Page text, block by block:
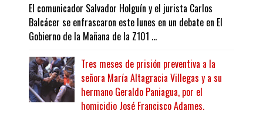
El comunicador Salvador Holguín y el jurista Carlos
Balcácer se enfrascaron este lunes en un debate en El
Gobierno de la Mañana de la Z101 ...
Tres meses de prisión preventiva a la
señora María Altagracia Villegas y a su
hermano Geraldo Paniagua, por el
homicidio José Francisco Adames.